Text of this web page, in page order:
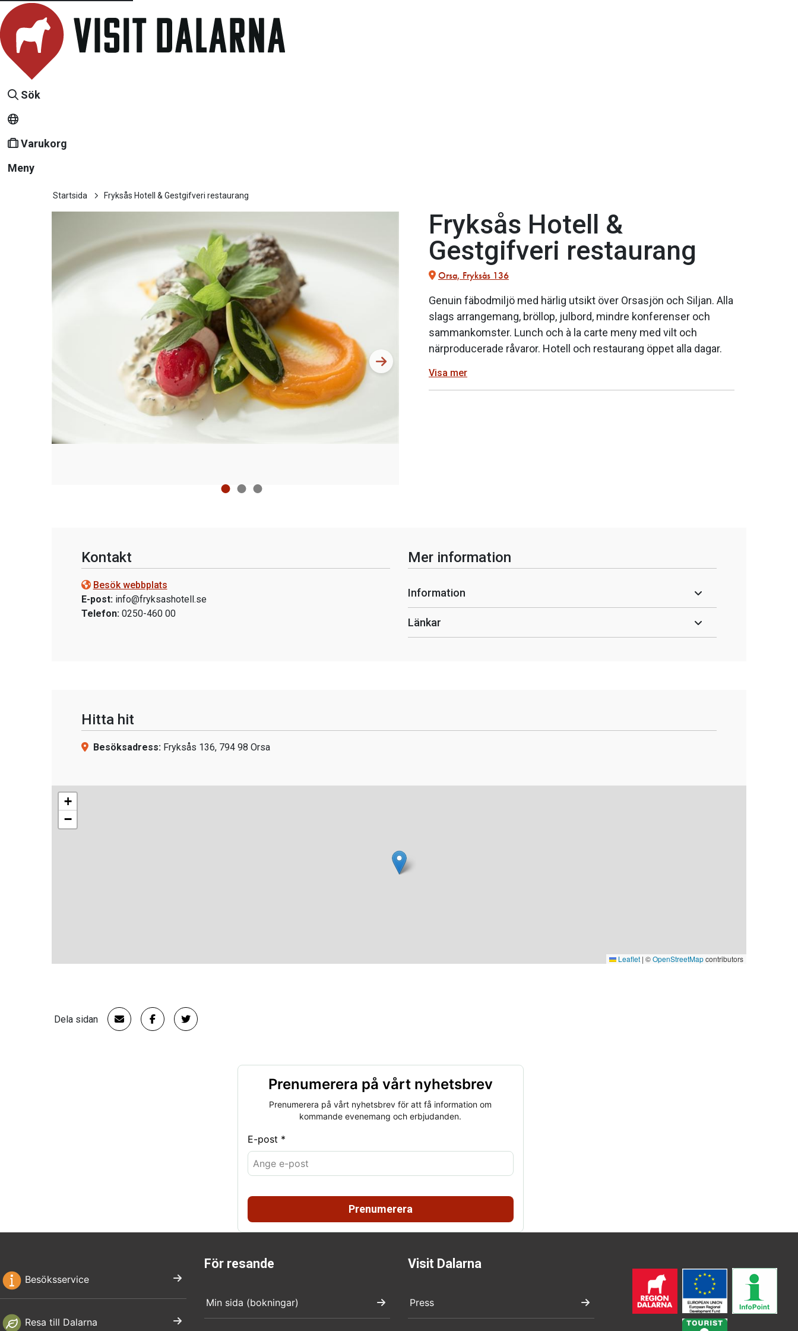
Sök
Varukorg
Meny
Startsida Fryksås Hotell & Gestgifveri restaurang
Fryksås Hotell &
Gestgifveri restaurang
Orsa, Fryksås 136
Genuin fäbodmiljö med härlig utsikt över Orsasjön och Siljan. Alla
slags arrangemang, bröllop, julbord, mindre konferenser och
sammankomster. Lunch och à la carte meny med vilt och
närproducerade råvaror. Hotell och restaurang öppet alla dagar.
Visa mer
Kontakt
Besök webbplats
E-post: info@fryksashotell.se
Telefon: 0250-460 00
Mer information
Information
Länkar
Hitta hit
Besöksadress: Fryksås 136, 794 98 Orsa
+
−
Leaflet | ©OpenStreetMapcontributors
Dela sidan
Prenumerera på vårt nyhetsbrev
Prenumerera på vårt nyhetsbrev för att få information om
kommande evenemang och erbjudanden.
E-post *
Prenumerera
Besöksservice
Resa till Dalarna
För resande
Min sida (bokningar)
Visit Dalarna
Press